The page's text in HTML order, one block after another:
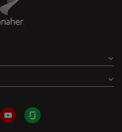
YouTubeGlassdoor